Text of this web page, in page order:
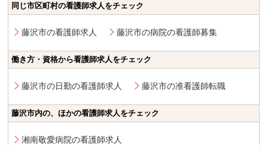
同じ市区町村の看護師求人をチェック
藤沢市の看護師求人 藤沢市の病院の看護師募集
働き方・資格から看護師求人をチェック
藤沢市の日勤の看護師求人 藤沢市の准看護師転職
藤沢市内の、ほかの看護師求人をチェック
湘南敬愛病院の看護師求人